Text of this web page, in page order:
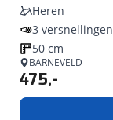
Heren
3 versnellingen
50 cm
BARNEVELD
475,-